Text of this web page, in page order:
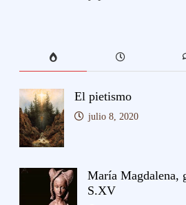
El pietismo
julio 8, 2020
María Magdalena,
S.XV